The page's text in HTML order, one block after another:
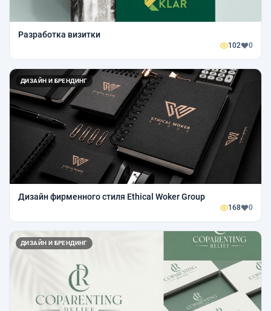
Разработка визитки
102 0
ДИЗАЙН И БРЕНДИНГ
Дизайн фирменного стиля Ethical Woker Group
168 0
ДИЗАЙН И БРЕНДИНГ